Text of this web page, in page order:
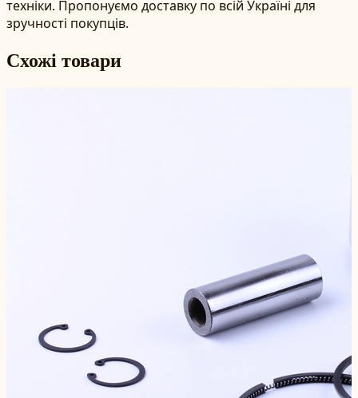
техніки. Пропонуємо доставку по всій Україні для
зручності покупців.
Схожі товари